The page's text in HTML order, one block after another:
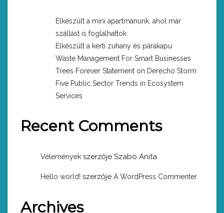
Elkészült a mini apartmanunk, ahol már
szállást is foglalhattok.
Elkészült a kerti zuhany és párakapu
Waste Management For Smart Businesses
Trees Forever Statement on Derecho Storm
Five Public Sector Trends in Ecosystem
Services
Recent Comments
Vélemények szerzője Szabó Anita
Hello world! szerzője A WordPress Commenter
Archives